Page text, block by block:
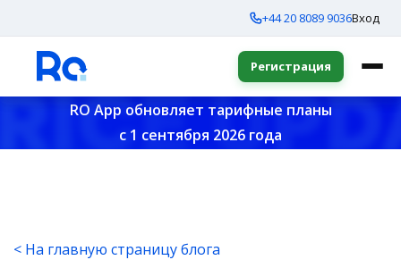
+44 20 8089 9036Вход
Регистрация
RO App обновляет тарифные планы
с 1 сентября 2026 года
< На главную страницу блога